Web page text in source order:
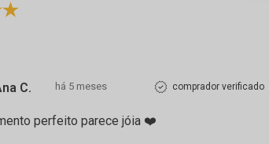
C. há 5 meses comprador verificado
perfeito parece jóia ❤️